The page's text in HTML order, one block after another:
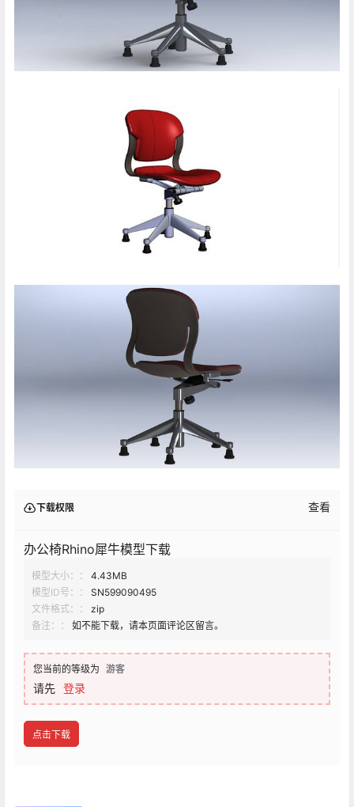
下载权限 查看
办公椅Rhino犀牛模型下载
模型大小：：
4.43MB
模型ID号：：
SN599090495
文件格式：：
zip
备注：：
如不能下载，请本页面评论区留言。
您当前的等级为 游客
请先 登录
点击下载